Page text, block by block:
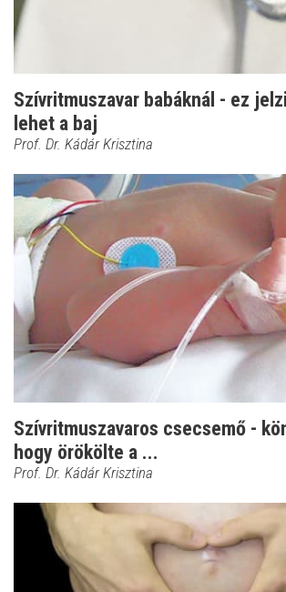
Szívritmuszavar babáknál - ez
lehet a baj
Prof. Dr. Kádár Krisztina
Szívritmuszavaros csecsemő -
hogy örökölte a ...
Prof. Dr. Kádár Krisztina